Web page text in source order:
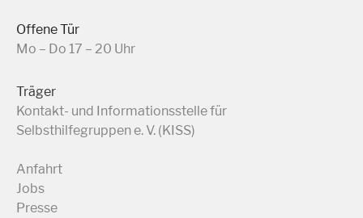
Offene Tür
Mo – Do 17 – 20 Uhr
Träger
Kontakt- und Informationsstelle für
Selbsthilfegruppen e. V. (KISS)
Anfahrt
Jobs
Presse